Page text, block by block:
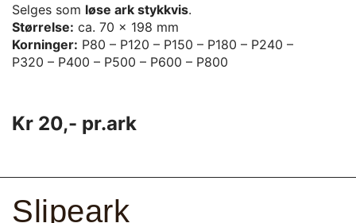
Selges som løse ark stykkvis.
Størrelse: ca. 70 × 198 mm
Korninger: P80 – P120 – P150 – P180 – P240 –
P320 – P400 – P500 – P600 – P800
Kr 20,- pr.ark
Slipeark